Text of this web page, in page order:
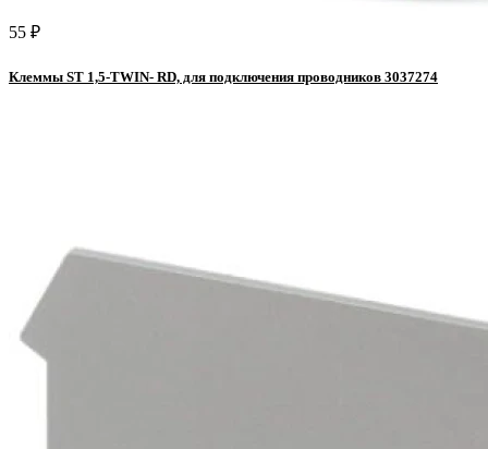
55 ₽
Клеммы ST 1,5-TWIN- RD, для подключения проводников 3037274